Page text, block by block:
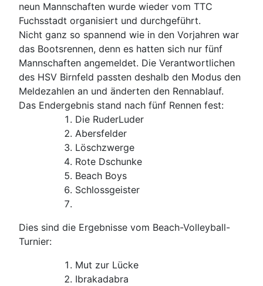
neun Mannschaften wurde wieder vom TTC
Fuchsstadt organisiert und durchgeführt.
Nicht ganz so spannend wie in den Vorjahren war
das Bootsrennen, denn es hatten sich nur fünf
Mannschaften angemeldet. Die Verantwortlichen
des HSV Birnfeld passten deshalb den Modus den
Meldezahlen an und änderten den Rennablauf.
Das Endergebnis stand nach fünf Rennen fest:
Die RuderLuder
Abersfelder
Löschzwerge
Rote Dschunke
Beach Boys
Schlossgeister
Dies sind die Ergebnisse vom Beach-Volleyball-
Turnier:
Mut zur Lücke
Ibrakadabra